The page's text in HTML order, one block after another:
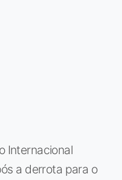
Internacional
a derrota para o